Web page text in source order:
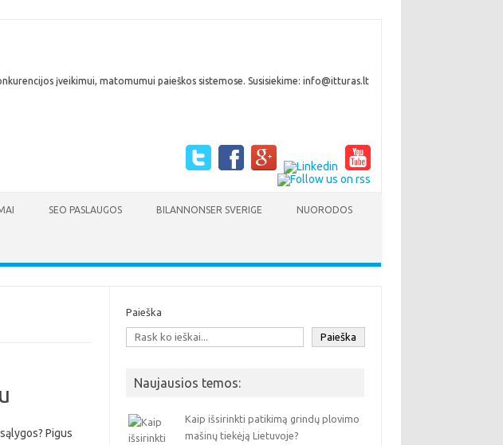
įveikimui, matomumui paieškos sistemose. Susisiekime: info@itturas.lt
SEO PASLAUGOS BILANNONSER SVERIGE NUORODOS
Pigus
Paieška
Paieška
Naujausios temos:
Kaip išsirinkti patikimą grindų plovimo
mašinų tiekėją Lietuvoje?